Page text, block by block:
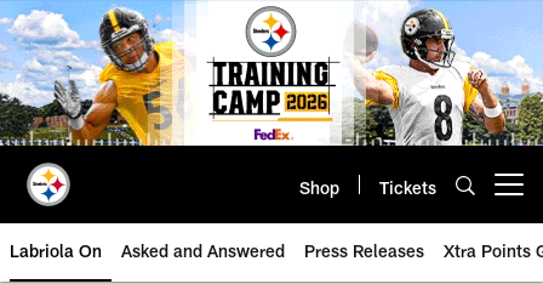
Skip
to
main
content
Shop Tickets
Labriola On Asked and Answered Press Releases Xtra Points